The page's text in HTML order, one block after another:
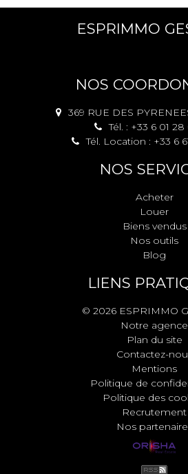
ESPRIMMO
NOS
369 RUE DES
Tél. : +33 6 01
Tél. Location : +33 6
NOS
Acheter
Louer
Biens vendus
Nos outils
Blog
LIENS
© 2026 ESPRIMMO
Notre agence
Plan du site
Contactez-
Mentions
Politique de
Politique des
Recrutement
Nos